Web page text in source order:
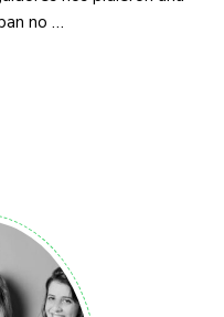
no …